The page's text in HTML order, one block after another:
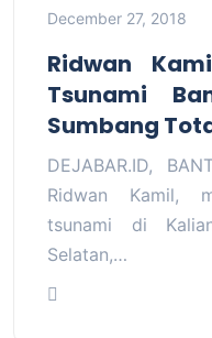
December 27, 2018
Ridwan
Tsunami
Sumbang
DEJABAR.ID,
Ridwan Kamil,
tsunami di
Selatan,…